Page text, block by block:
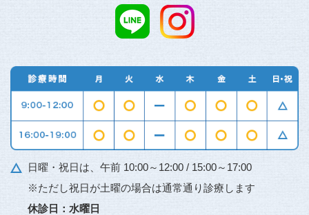
日曜・祝日は、午前 10:00～12:00 / 15:00～17:00
※ただし祝日が土曜の場合は通常通り診療します
休診日：水曜日